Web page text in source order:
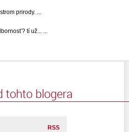
prirody. ...
tí už... ...
tohto blogera
RSS